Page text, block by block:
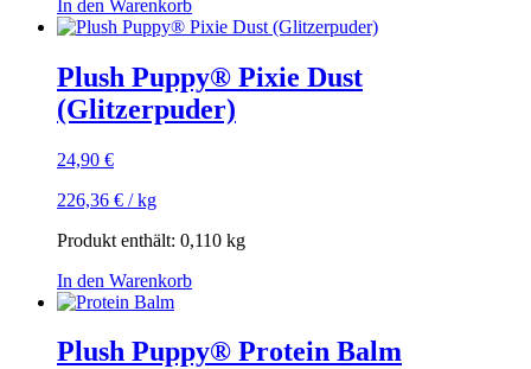
In den Warenkorb
Plush Puppy® Pixie Dust
(Glitzerpuder)
24,90 €
226,36 € /kg
Produkt enthält: 0,110 kg
In den Warenkorb
Plush Puppy® Protein Balm